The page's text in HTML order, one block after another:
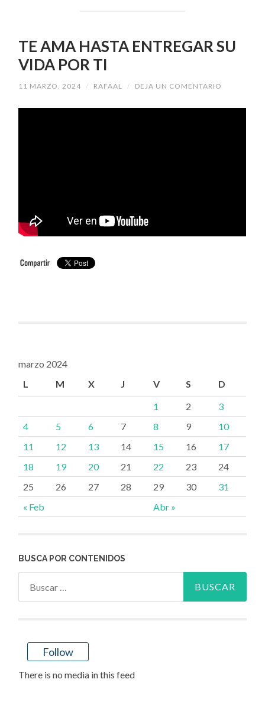
TE AMA HASTA ENTREGAR SU
VIDA POR TI
11 MARZO, 2024 / RAFAAL / DEJA UN COMENTARIO
marzo 2024
L
M X J V S D
« Feb Abr »
1 2
3
4
5 6 7 8 9
10
11
12 13 14 15 16
17
18
19 20 21 22 23
24
25
26 27 28 29 30 31
BUSCA POR CONTENIDOS
Follow
There is no media in this feed